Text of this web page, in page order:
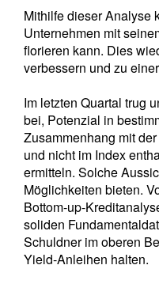
Mithilfe dieser Analyse
Unternehmen mit
florieren kann. Dies
verbessern und zu
Im letzten Quartal trug
bei, Potenzial in
Zusammenhang mit
und nicht im Index
ermitteln. Solche
Möglichkeiten bieten.
Bottom-up-
soliden
Schuldner im oberen
Yield-Anleihen halten.